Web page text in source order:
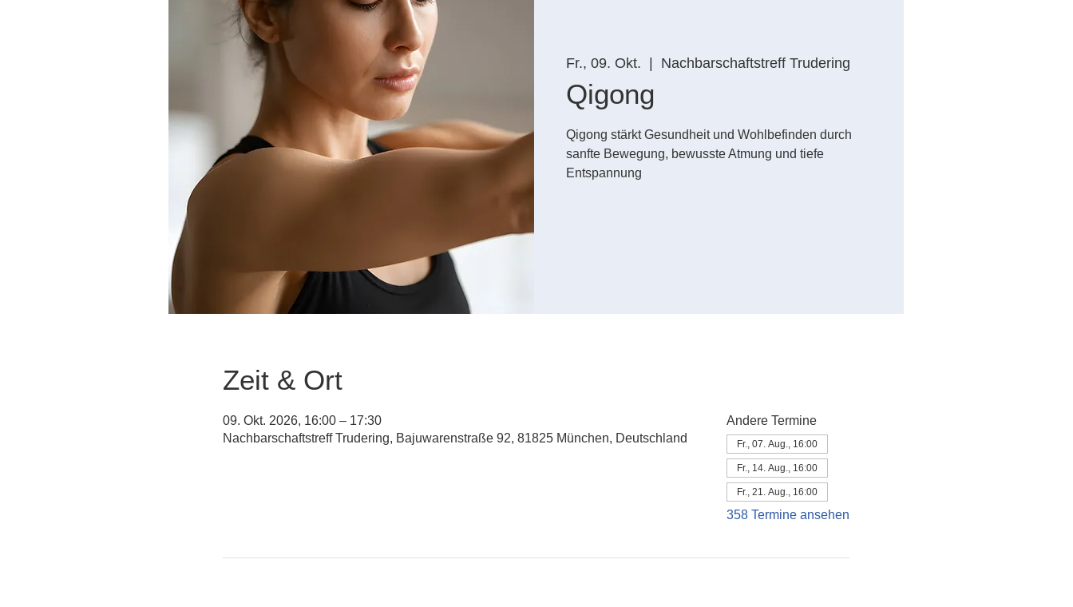
Fr., 09. Okt. Nachbarschaftstreff Trudering
Qigong
Qigong stärkt Gesundheit und Wohlbefinden durch
sanfte Bewegung, bewusste Atmung und tiefe
Entspannung
Zeit & Ort
09. Okt. 2026, 16:00 – 17:30
Nachbarschaftstreff Trudering, Bajuwarenstraße 92, 81825 München, Deutschland
Andere Termine
Fr., 07. Aug., 16:00
Fr., 14. Aug., 16:00
Fr., 21. Aug., 16:00
358 Termine ansehen